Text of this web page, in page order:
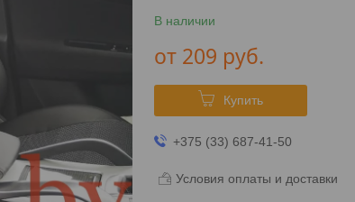
В наличии
от 209 руб.
Купить
+375 (33) 687-41-50
Условия оплаты и доставки